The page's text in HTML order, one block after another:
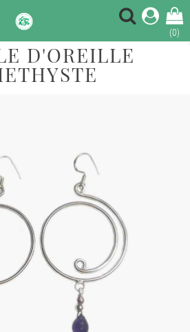
(0)
D'OREILLE